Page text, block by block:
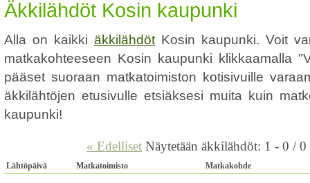
Äkkilähdöt Kosin kaupunki
Alla on kaikki äkkilähdöt Kosin kaupunki. Voit
matkakohteeseen Kosin kaupunki klikkaamalla
pääset suoraan matkatoimiston kotisivuille
äkkilähtöjen etusivulle etsiäksesi muita kuin
kaupunki!
« Edelliset Näytetään äkkilähdöt: 1 - 0 / 0
Lähtöpäivä Matkatoimisto Matkakohde